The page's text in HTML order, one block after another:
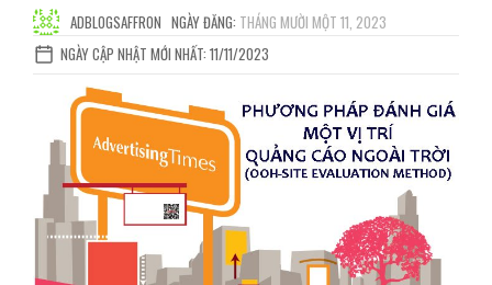
ADBLOGSAFFRON NGÀY ĐĂNG: THÁNG MƯỜI MỘT 11, 2023
NGÀY CẬP NHẬT MỚI NHẤT: 11/11/2023